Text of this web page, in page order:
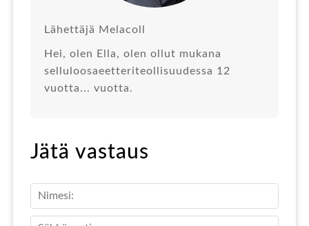
Lähettäjä Melacoll
Hei, olen Ella, olen ollut mukana
selluloosaeetteriteollisuudessa 12
vuotta... vuotta.
Jätä vastaus